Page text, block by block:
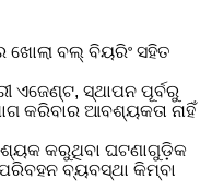
ଖୋଲା ବଲ୍ ବିୟରିଂ ସହିତ
ଏଜେଣ୍ଟ, ସ୍ଥାପନ ପୂର୍ବରୁ
କରିବାର ଆବଶ୍ୟକତା ନାହିଁ
କରୁଥିବା ଘଟଣାଗୁଡ଼ିକ
ବ୍ୟବସ୍ଥା କିମ୍ବା